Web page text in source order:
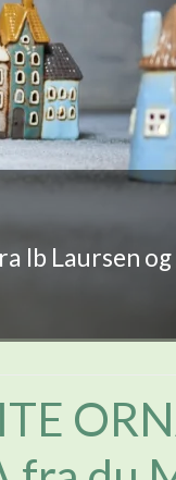
Ib Laursen